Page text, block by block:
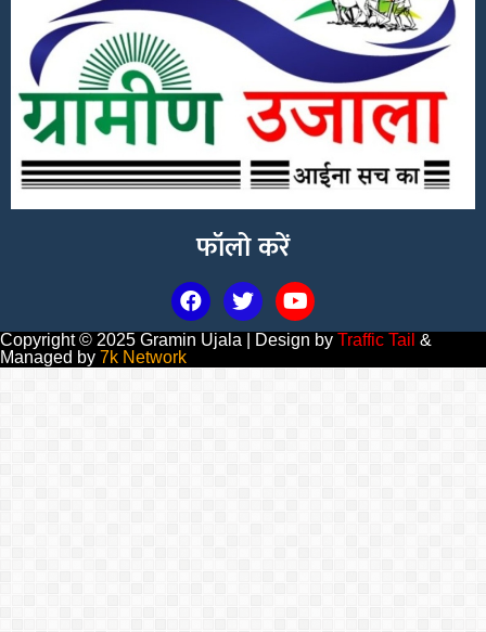
फॉलो करें
Copyright © 2025 Gramin Ujala | Design by Traffic Tail &
Managed by 7k Network